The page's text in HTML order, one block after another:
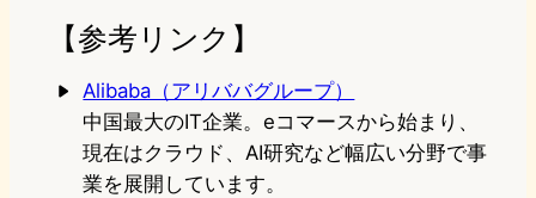
【参考リンク】
Alibaba（アリババグループ）
中国最大のIT企業。eコマースから始まり、
現在はクラウド、AI研究など幅広い分野で事
業を展開しています。